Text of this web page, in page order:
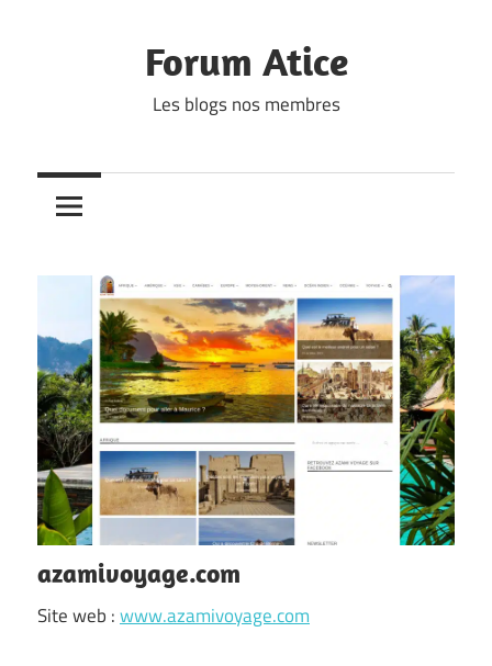
Forum Atice
Les blogs nos membres
azamivoyage.com
Site web :www.azamivoyage.com